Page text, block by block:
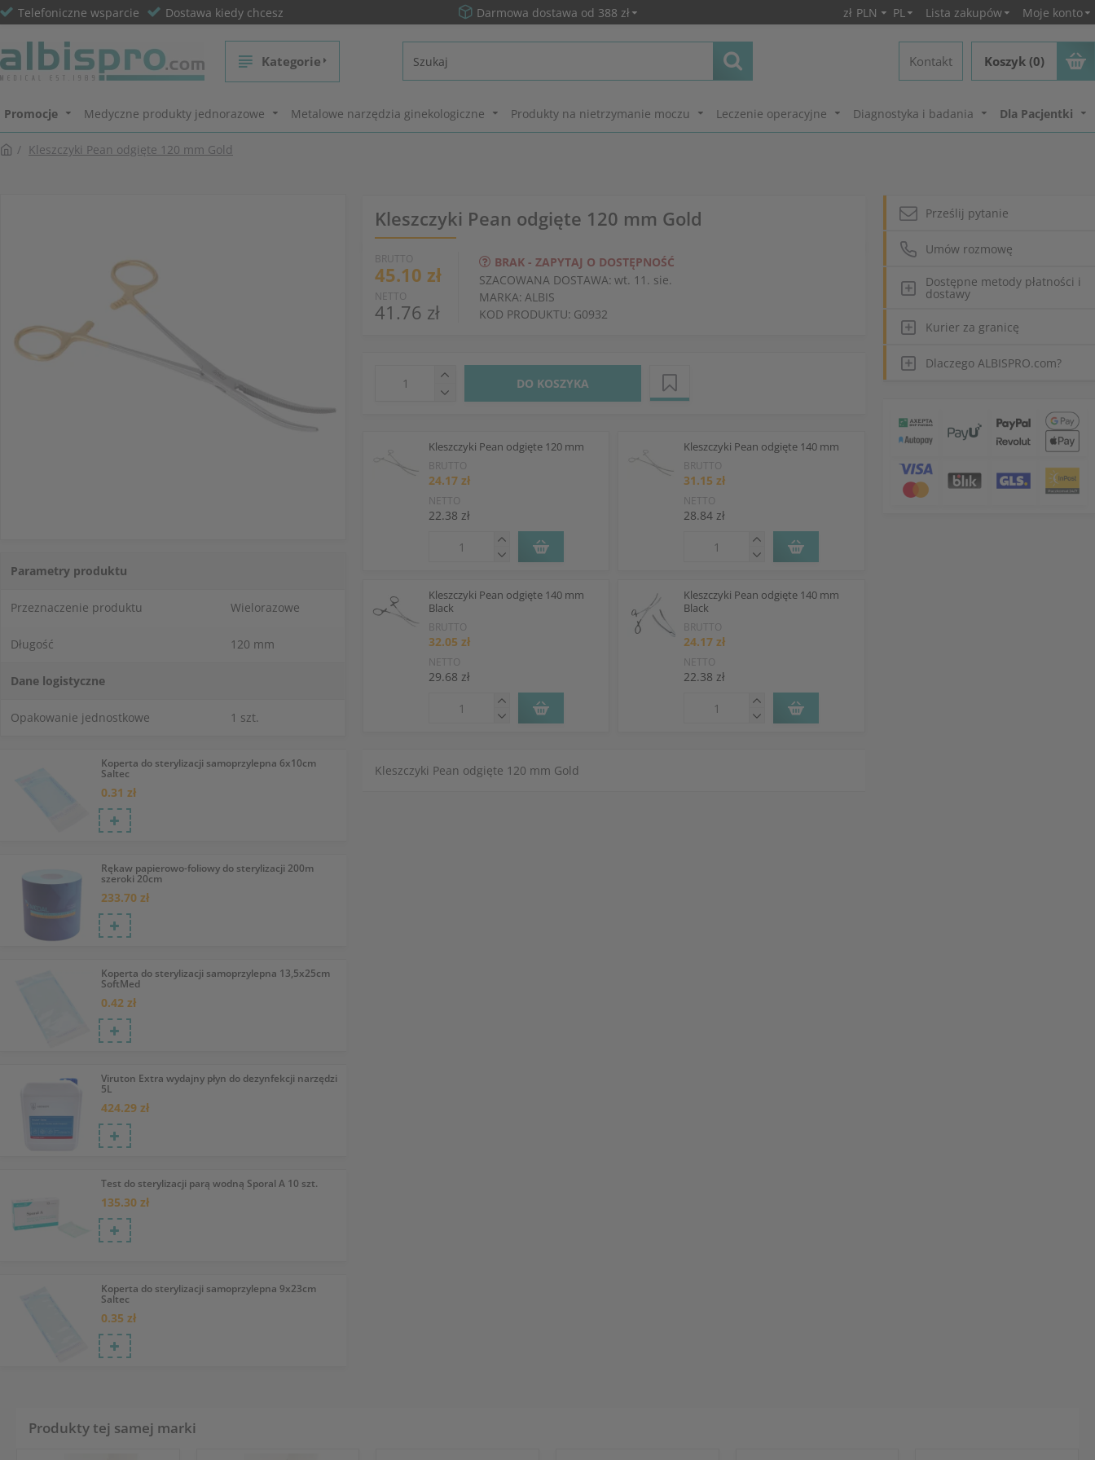
Telefoniczne wsparcie Dostawa kiedy chcesz Darmowa dostawa od 388 zł zł PLN PL Lista zakupów Moje konto
Kategorie Kontakt Koszyk (0)
Promocje Medyczne produkty jednorazowe Metalowe narzędzia ginekologiczne Produkty na nietrzymanie moczu Leczenie operacyjne Diagnostyka i badania Dla Pacjentki
Kleszczyki Pean odgięte 120 mm Gold
Koperta do sterylizacji samoprzylepna 6x10cm
Saltec
0.31 zł
Rękaw papierowo-foliowy do sterylizacji 200m
szeroki 20cm
233.70 zł
Koperta do sterylizacji samoprzylepna 13,5x25cm
SoftMed
0.42 zł
Viruton Extra wydajny płyn do dezynfekcji narzędzi
5L
424.29 zł
Test do sterylizacji parą wodną Sporal A 10 szt.
135.30 zł
Koperta do sterylizacji samoprzylepna 9x23cm
Saltec
0.35 zł
Parametry produktu
Przeznaczenie produktu Wielorazowe
Długość 120 mm
Dane logistyczne
Opakowanie jednostkowe 1 szt.
Kleszczyki Pean odgięte 120 mm Gold
BRUTTO
45.10 zł
NETTO
41.76 zł
BRAK - ZAPYTAJ O DOSTĘPNOŚĆ
SZACOWANA DOSTAWA: wt. 11. sie.
MARKA: ALBIS
KOD PRODUKTU: G0932
DO KOSZYKA
Kleszczyki Pean odgięte 120 mm
BRUTTO
24.17 zł
NETTO
22.38 zł
Kleszczyki Pean odgięte 140 mm
BRUTTO
31.15 zł
NETTO
28.84 zł
Kleszczyki Pean odgięte 140 mm
Black
BRUTTO
32.05 zł
NETTO
29.68 zł
Kleszczyki Pean odgięte 140 mm
Black
BRUTTO
24.17 zł
NETTO
22.38 zł
Kleszczyki Pean odgięte 120 mm Gold
Prześlij pytanie
Umów rozmowę
Dostępne metody płatności i
dostawy
Kurier za granicę
Dlaczego ALBISPRO.com?
Produkty tej samej marki